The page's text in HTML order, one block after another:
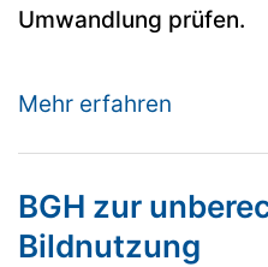
Umwandlung prüfen.
Mehr erfahren
BGH zur
Bildnutzung